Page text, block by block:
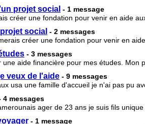
projet social - 1 message
créer une fondation pour venir en aide
social - 2 messages
créer une fondation pour venir en
- 3 messages
aide financière pour mes études. Mon
veux de l'aide - 9 messages
usa une famille d'accueil je n'ai pas pu
4 messages
ager de 23 ans je suis fils unique
- 1 message